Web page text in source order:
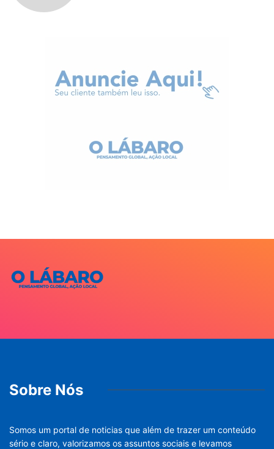
Sobre Nós
Somos um portal de noticias que além de trazer um conteúdo
sério e claro, valorizamos os assuntos sociais e levamos